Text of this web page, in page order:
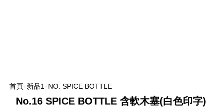
首頁-新品1 -NO. SPICE BOTTLE
No.16 SPICE BOTTLE 含軟木塞(白色印字)